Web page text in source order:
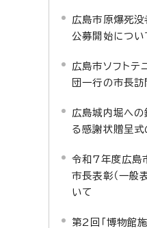
広島市原爆死
公募開始につい
広島市ソフトテ
団一行の市長訪
広島城内堀へ
る感謝状贈呈
令和7年度広島
市長表彰（一般
いて
第2回「博物館